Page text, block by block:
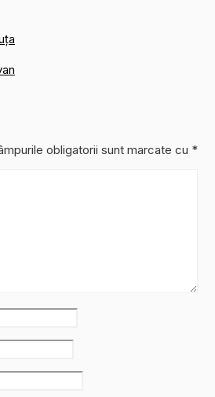
obligatorii sunt marcate cu *